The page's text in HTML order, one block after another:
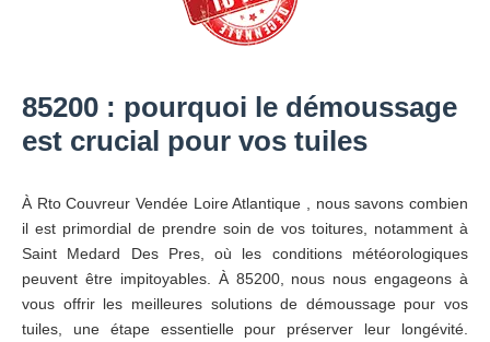
85200 : pourquoi le démoussage
est crucial pour vos tuiles
À Rto Couvreur Vendée Loire Atlantique , nous savons combien
il est primordial de prendre soin de vos toitures, notamment à
Saint Medard Des Pres, où les conditions météorologiques
peuvent être impitoyables. À 85200, nous nous engageons à
vous offrir les meilleures solutions de démoussage pour vos
tuiles, une étape essentielle pour préserver leur longévité.